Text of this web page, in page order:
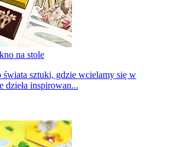
na stole
świata sztuki, gdzie wcielamy się w
dzieła inspirowan...